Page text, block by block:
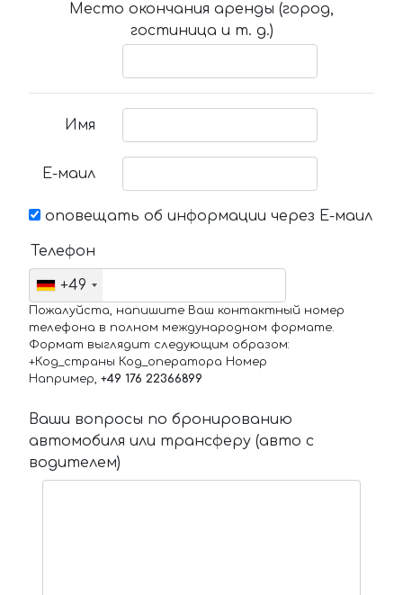
Место окончания аренды (город,
гостиница и т. д.)
Имя
Е-маил
оповещать об информации через Е-маил
Телефон
+49
Пожалуйста, напишите Ваш контактный номер
телефона в полном международном формате.
Формат выглядит следующим образом:
+Код_страны Код_оператора Номер
Например, +49 176 22366899
Ваши вопросы по бронированию
автомобиля или трансферу (авто с
водителем)